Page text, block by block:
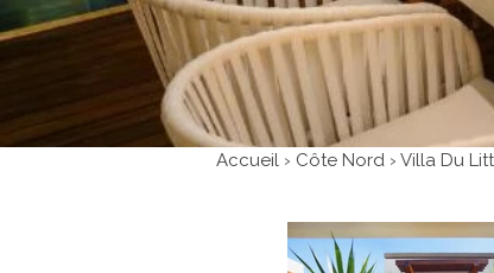
Accueil › Côte Nord › Villa Du